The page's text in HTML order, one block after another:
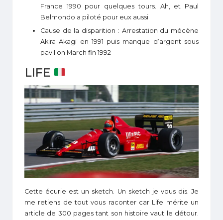
France 1990 pour quelques tours. Ah, et Paul
Belmondo a piloté pour eux aussi
Cause de la disparition : Arrestation du mécène
Akira Akagi en 1991 puis manque d’argent sous
pavillon March fin 1992
LIFE
Cette écurie est un sketch. Un sketch je vous dis. Je
me retiens de tout vous raconter car Life mérite un
article de 300 pages tant son histoire vaut le détour.